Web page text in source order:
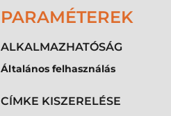
PARAMÉTEREK
ALKALMAZHATÓSÁG
Általános felhasználás
CÍMKE KISZERELÉSE